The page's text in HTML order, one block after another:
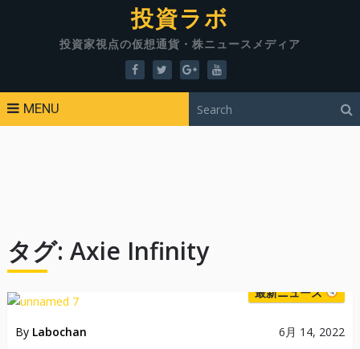
投資ラボ
投資家視点の仮想通貨・株ニュースメディア
MENU
タグ: Axie Infinity
最新ニュース
By Labochan 6月 14, 2022